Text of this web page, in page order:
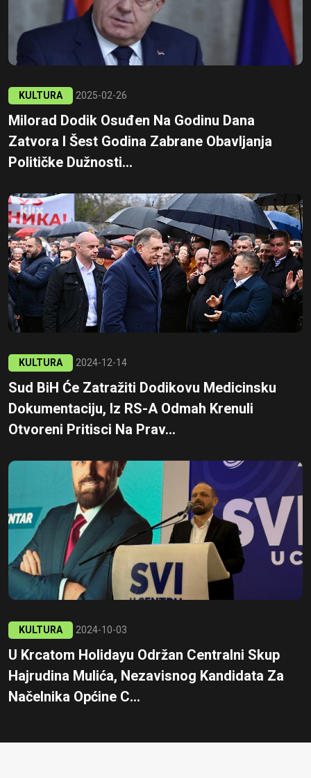
KULTURA 2025-02-26
Milorad Dodik Osuđen Na Godinu Dana
Zatvora I Šest Godina Zabrane Obavljanja
Političke Dužnosti...
KULTURA 2024-12-14
Sud BiH Će Zatražiti Dodikovu Medicinsku
Dokumentaciju, Iz RS-A Odmah Krenuli
Otvoreni Pritisci Na Prav...
KULTURA 2024-10-03
U Krcatom Holidayu Održan Centralni Skup
Hajrudina Mulića, Nezavisnog Kandidata Za
Načelnika Općine C...